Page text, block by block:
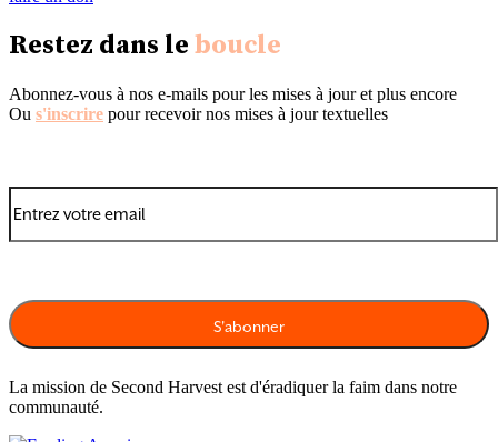
Restez dans le boucle
Abonnez-vous à nos e-mails pour les mises à jour et plus encore
Ou s'inscrire pour recevoir nos mises à jour textuelles
La mission de Second Harvest est d'éradiquer la faim dans notre
communauté.